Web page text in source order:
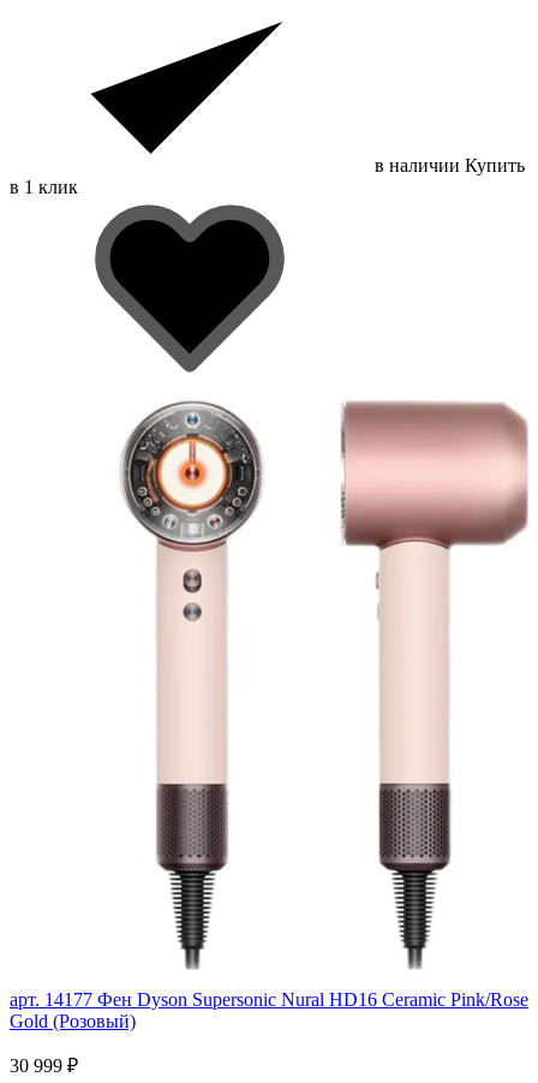
в наличии Купить
в 1 клик
арт. 14177 Фен Dyson Supersonic Nural HD16 Ceramic Pink/Rose
Gold (Розовый)
30 999 ₽